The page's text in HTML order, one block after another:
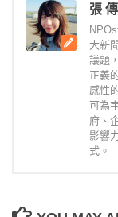
張
大新
議題
正義
感性
可為
府、
影響
式。